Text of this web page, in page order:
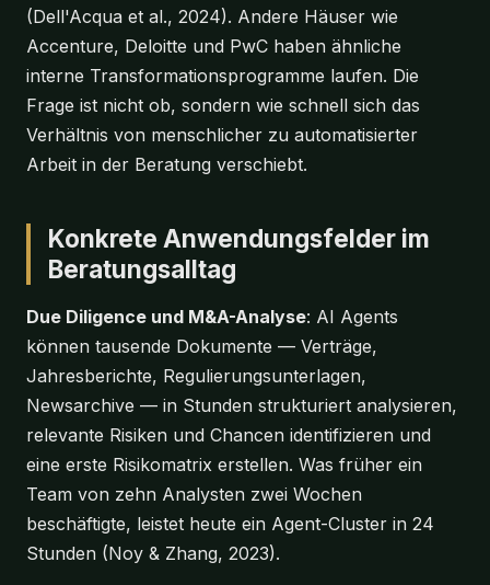
(Dell'Acqua et al., 2024). Andere Häuser wie
Accenture, Deloitte und PwC haben ähnliche
interne Transformationsprogramme laufen. Die
Frage ist nicht ob, sondern wie schnell sich das
Verhältnis von menschlicher zu automatisierter
Arbeit in der Beratung verschiebt.
Konkrete Anwendungsfelder im
Beratungsalltag
Due Diligence und M&A-Analyse: AI Agents
können tausende Dokumente — Verträge,
Jahresberichte, Regulierungsunterlagen,
Newsarchive — in Stunden strukturiert analysieren,
relevante Risiken und Chancen identifizieren und
eine erste Risikomatrix erstellen. Was früher ein
Team von zehn Analysten zwei Wochen
beschäftigte, leistet heute ein Agent-Cluster in 24
Stunden (Noy & Zhang, 2023).